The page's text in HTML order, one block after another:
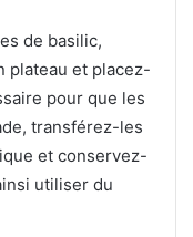
de basilic,
plateau et placez-
pour que les
transférez-les
et conservez-
utiliser du